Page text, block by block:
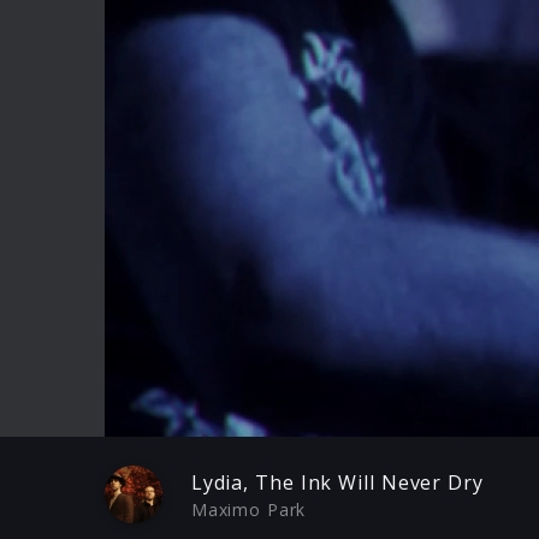
Play
Lydia, The Ink Will Never Dry
Maximo Park